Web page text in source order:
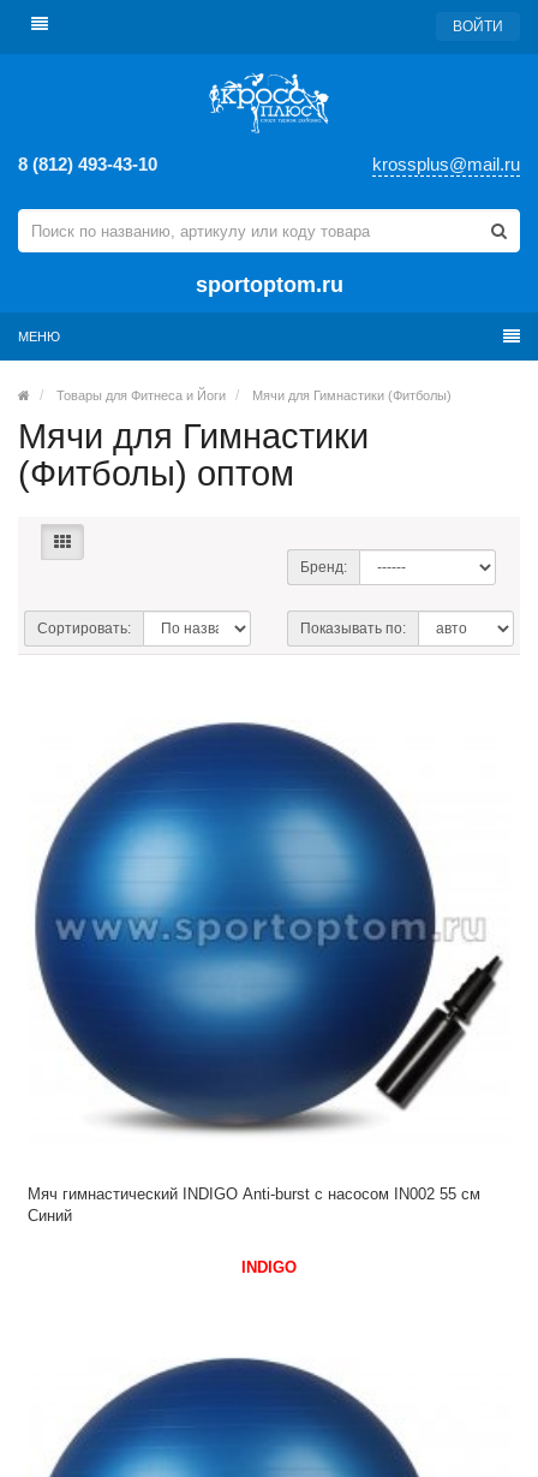
ВОЙТИ
8 (812) 493-43-10 krossplus@mail.ru
sportoptom.ru
МЕНЮ
Товары для Фитнеса и Йоги Мячи для Гимнастики (Фитболы)
Мячи для Гимнастики
(Фитболы) оптом
Бренд:
Сортировать: Показывать по:
Мяч гимнастический INDIGO Anti-burst с насосом IN002 55 см
Синий
INDIGO